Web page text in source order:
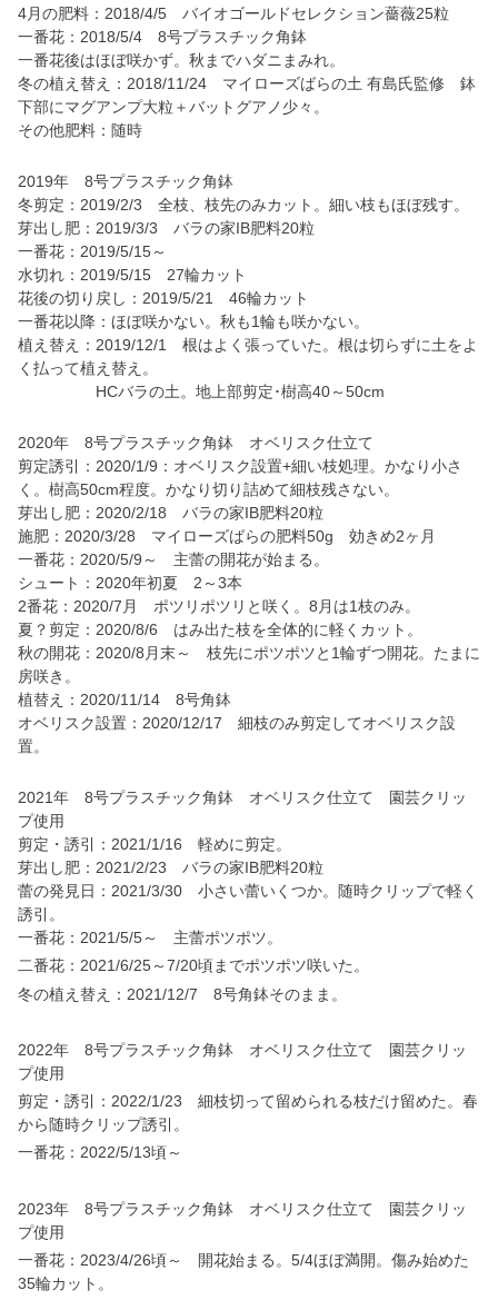
4月の肥料：2018/4/5 バイオゴールドセレクション薔薇25粒
一番花：2018/5/4 8号プラスチック角鉢
一番花後はほぼ咲かず。秋までハダニまみれ。
冬の植え替え：2018/11/24 マイローズばらの土 有島氏監修 鉢
下部にマグアンプ大粒＋バットグアノ少々。
その他肥料：随時
2019年 8号プラスチック角鉢
冬剪定：2019/2/3 全枝、枝先のみカット。細い枝もほぼ残す。
芽出し肥：2019/3/3 バラの家IB肥料20粒
一番花：2019/5/15～
水切れ：2019/5/15 27輪カット
花後の切り戻し：2019/5/21 46輪カット
一番花以降：ほぼ咲かない。秋も1輪も咲かない。
植え替え：2019/12/1 根はよく張っていた。根は切らずに土をよ
く払って植え替え。
HCバラの土。地上部剪定･樹高40～50cm
2020年 8号プラスチック角鉢 オベリスク仕立て
剪定誘引：2020/1/9：オベリスク設置+細い枝処理。かなり小さ
く。樹高50cm程度。かなり切り詰めて細枝残さない。
芽出し肥：2020/2/18 バラの家IB肥料20粒
施肥：2020/3/28 マイローズばらの肥料50g 効きめ2ヶ月
一番花：2020/5/9～ 主蕾の開花が始まる。
シュート：2020年初夏 2～3本
2番花：2020/7月 ポツリポツリと咲く。8月は1枝のみ。
夏？剪定：2020/8/6 はみ出た枝を全体的に軽くカット。
秋の開花：2020/8月末～ 枝先にポツポツと1輪ずつ開花。たまに
房咲き。
植替え：2020/11/14 8号角鉢
オベリスク設置：2020/12/17 細枝のみ剪定してオベリスク設
置。
2021年 8号プラスチック角鉢 オベリスク仕立て 園芸クリッ
プ使用
剪定・誘引：2021/1/16 軽めに剪定。
芽出し肥：2021/2/23 バラの家IB肥料20粒
蕾の発見日：2021/3/30 小さい蕾いくつか。随時クリップで軽く
誘引。
一番花：2021/5/5～ 主蕾ポツポツ。
二番花：2021/6/25～7/20頃までポツポツ咲いた。
冬の植え替え：2021/12/7 8号角鉢そのまま。
2022年 8号プラスチック角鉢 オベリスク仕立て 園芸クリッ
プ使用
剪定・誘引：2022/1/23 細枝切って留められる枝だけ留めた。春
から随時クリップ誘引。
一番花：2022/5/13頃～
2023年 8号プラスチック角鉢 オベリスク仕立て 園芸クリッ
プ使用
一番花：2023/4/26頃～ 開花始まる。5/4ほぼ満開。傷み始めた
35輪カット。